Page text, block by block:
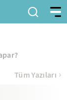
Tüm Yazıları